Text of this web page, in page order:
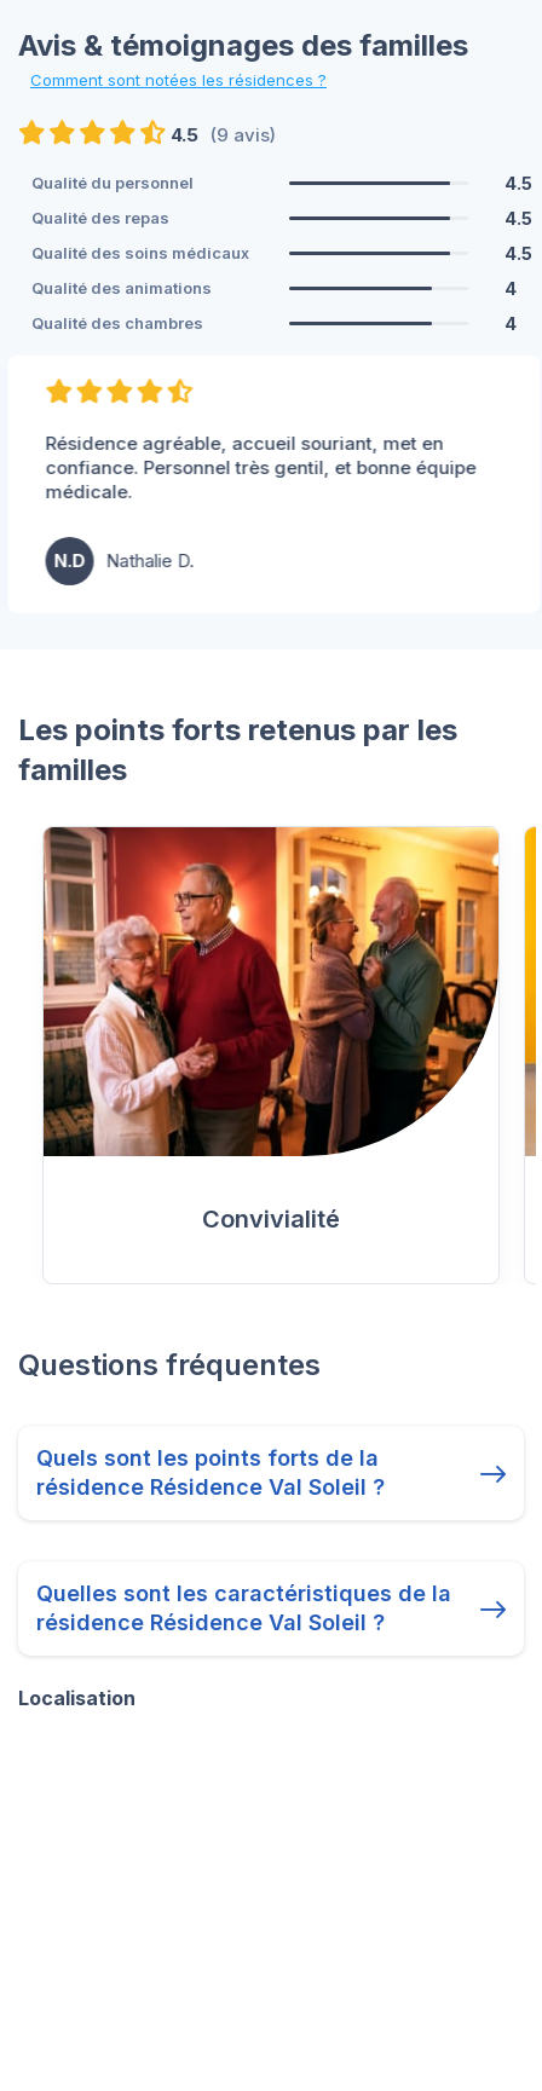
Avis & témoignages des familles
Comment sont notées les résidences ?
4.5 (9 avis)
Qualité du personnel 4.5
Qualité des repas 4.5
Qualité des soins médicaux 4.5
Qualité des animations 4
Qualité des chambres 4
Résidence agréable, accueil souriant, met en
confiance. Personnel très gentil, et bonne équipe
médicale.
N.D Nathalie D.
Les points forts retenus par les
familles
Convivialité
Questions fréquentes
Quels sont les points forts de la
résidence Résidence Val Soleil ?
Quelles sont les caractéristiques de la
résidence Résidence Val Soleil ?
Localisation